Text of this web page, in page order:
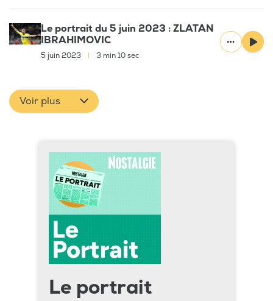
Le portrait du 5 juin 2023 : ZLATAN
IBRAHIMOVIC
5 juin 2023 3 min 10 sec
Voir plus
Le portrait